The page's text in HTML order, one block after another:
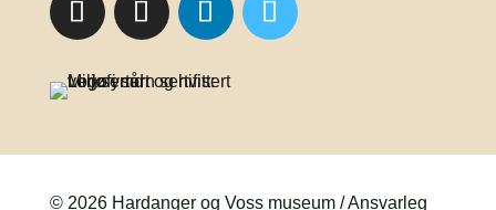
© 2026 Hardanger og Voss museum / Ansvarleg